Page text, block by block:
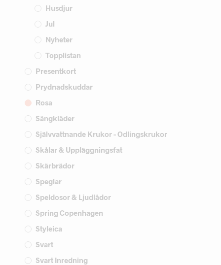
Husdjur
Jul
Nyheter
Topplistan
Presentkort
Prydnadskuddar
Rosa
Sängkläder
Självvattnande Krukor - Odlingskrukor
Skålar & Uppläggningsfat
Skärbrädor
Speglar
Speldosor & Ljudlådor
Spring Copenhagen
Styleica
Svart
Svart Inredning